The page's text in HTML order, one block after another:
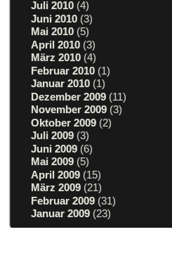
Juli 2010 (4)
Juni 2010 (3)
Mai 2010 (5)
April 2010 (3)
März 2010 (4)
Februar 2010 (1)
Januar 2010 (1)
Dezember 2009 (11)
November 2009 (3)
Oktober 2009 (2)
Juli 2009 (3)
Juni 2009 (6)
Mai 2009 (5)
April 2009 (15)
März 2009 (21)
Februar 2009 (31)
Januar 2009 (23)